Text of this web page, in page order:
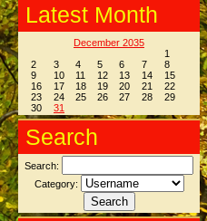
Latest Month
December 2035
1
2
3 4 5 6 7
8
9
10 11 12 13 14
15
16
17 18 19 20 21
22
23
24 25 26 27 28
29
30
31
Search
Search:
Category: